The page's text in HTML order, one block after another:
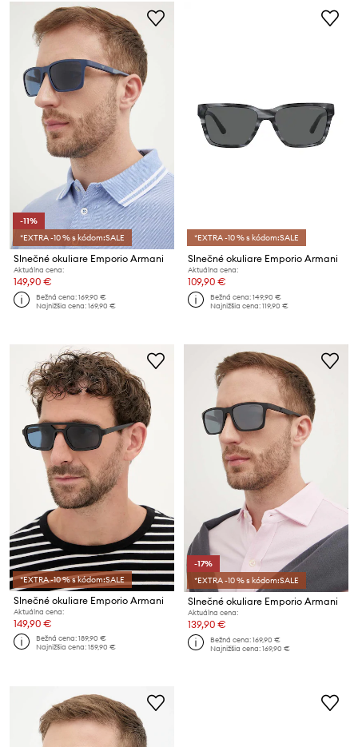
-11%
*EXTRA -10 % s kódom:SALE
Slnečné okuliare Emporio Armani
Aktuálna cena:
149,90 €
Bežná cena:169,90 €
Najnižšia cena:169,90 €
*EXTRA -10 % s kódom:SALE
Slnečné okuliare Emporio Armani
Aktuálna cena:
109,90 €
Bežná cena:149,90 €
Najnižšia cena:119,90 €
*EXTRA -10 % s kódom:SALE
Slnečné okuliare Emporio Armani
Aktuálna cena:
149,90 €
Bežná cena:189,90 €
Najnižšia cena:159,90 €
-17%
*EXTRA -10 % s kódom:SALE
Slnečné okuliare Emporio Armani
Aktuálna cena:
139,90 €
Bežná cena:169,90 €
Najnižšia cena:169,90 €